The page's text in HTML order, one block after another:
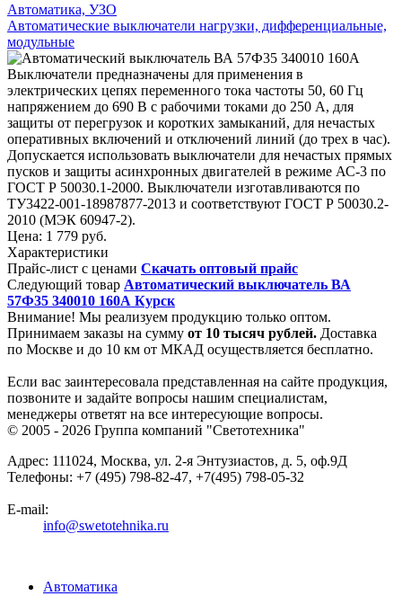
Автоматика, УЗО
Автоматические выключатели нагрузки, дифференциальные,
модульные
Выключатели предназначены для применения в
электрических цепях переменного тока частоты 50, 60 Гц
напряжением до 690 В с рабочими токами до 250 А, для
защиты от перегрузок и коротких замыканий, для нечастых
оперативных включений и отключений линий (до трех в час).
Допускается использовать выключатели для нечастых прямых
пусков и защиты асинхронных двигателей в режиме АС-3 по
ГОСТ Р 50030.1-2000. Выключатели изготавливаются по
ТУ3422-001-18987877-2013 и соответствуют ГОСТ Р 50030.2-
2010 (МЭК 60947-2).
Цена: 1 779 руб.
Характеристики
Прайс-лист с ценами Скачать оптовый прайс
Следующий товар Автоматический выключатель ВА
57Ф35 340010 160А Курск
Внимание! Мы реализуем продукцию только оптом.
Принимаем заказы на сумму от 10 тысяч рублей. Доставка
по Москве и до 10 км от МКАД осуществляется бесплатно.
Если вас заинтересовала представленная на сайте продукция,
позвоните и задайте вопросы нашим специалистам,
менеджеры ответят на все интересующие вопросы.
© 2005 - 2026 Группа компаний "Светотехника"
Адрес: 111024, Москва, ул. 2-я Энтузиастов, д. 5, оф.9Д
Телефоны: +7 (495) 798-82-47, +7(495) 798-05-32
E-mail:
info@swetotehnika.ru
Автоматика